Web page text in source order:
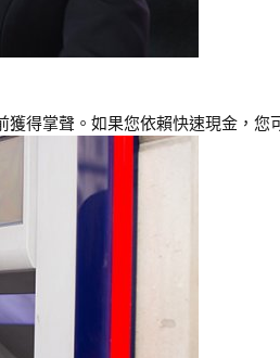
得掌聲。如果您依賴快速現金，